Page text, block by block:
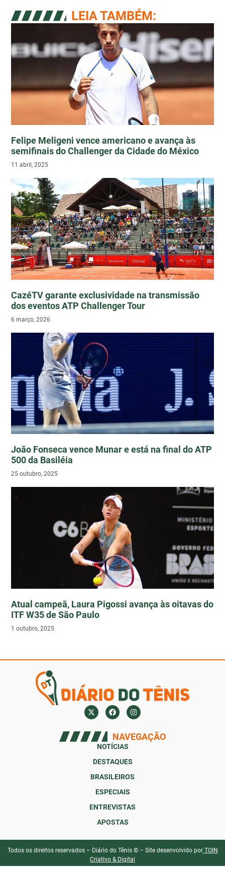
LEIA TAMBÉM:
Felipe Meligeni vence americano e avança às
semifinais do Challenger da Cidade do México
11 abril, 2025
CazéTV garante exclusividade na transmissão
dos eventos ATP Challenger Tour
6 março, 2026
João Fonseca vence Munar e está na final do ATP
500 da Basiléia
25 outubro, 2025
Atual campeã, Laura Pigossi avança às oitavas do
ITF W35 de São Paulo
1 outubro, 2025
NAVEGAÇÃO
NOTÍCIAS
DESTAQUES
BRASILEIROS
ESPECIAIS
ENTREVISTAS
APOSTAS
Todos os direitos reservados – Diário do Tênis © – Site desenvolvido por TOIN
Criativo & Digital